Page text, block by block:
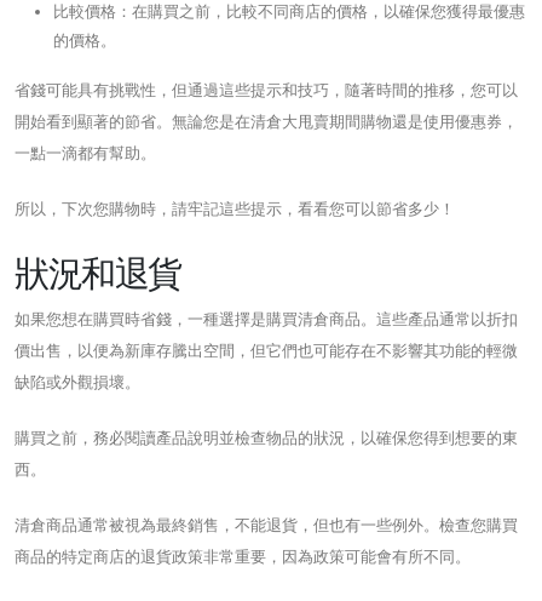
比較價格：在購買之前，比較不同商店的價格，以確保您獲得最優惠
的價格。
省錢可能具有挑戰性，但通過這些提示和技巧，隨著時間的推移，您可以
開始看到顯著的節省。無論您是在清倉大甩賣期間購物還是使用優惠券，
一點一滴都有幫助。
所以，下次您購物時，請牢記這些提示，看看您可以節省多少！
狀況和退貨
如果您想在購買時省錢，一種選擇是購買清倉商品。這些產品通常以折扣
價出售，以便為新庫存騰出空間，但它們也可能存在不影響其功能的輕微
缺陷或外觀損壞。
購買之前，務必閱讀產品說明並檢查物品的狀況，以確保您得到想要的東
西。
清倉商品通常被視為最終銷售，不能退貨，但也有一些例外。檢查您購買
商品的特定商店的退貨政策非常重要，因為政策可能會有所不同。